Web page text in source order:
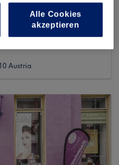
Austria
Alle Cookies
akzeptieren